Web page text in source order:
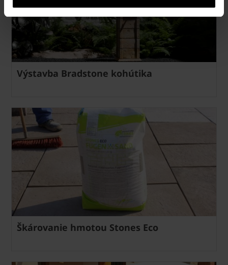
Výstavba Bradstone kohútika
Škárovanie hmotou Stones Eco